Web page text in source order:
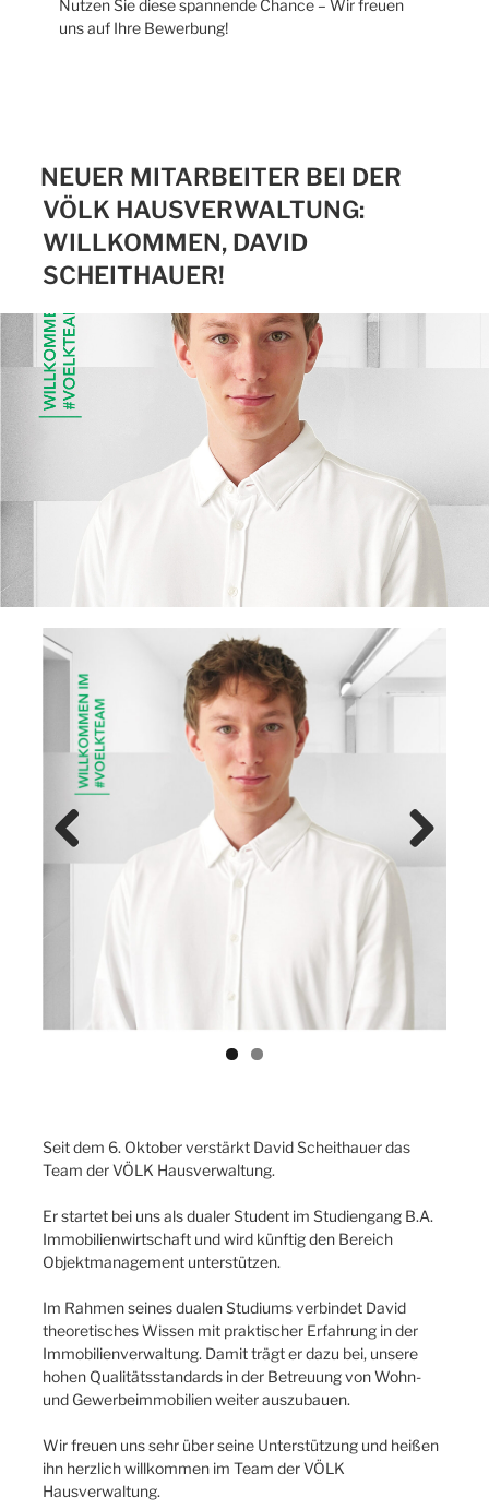
Nutzen Sie diese spannende Chance – Wir freuen
uns auf Ihre Bewerbung!
NEUER MITARBEITER BEI DER
VÖLK HAUSVERWALTUNG:
WILLKOMMEN, DAVID
SCHEITHAUER!
Previ
Seit dem 6. Oktober verstärkt David Scheithauer das
Team der VÖLK Hausverwaltung.
Er startet bei uns als dualer Student im Studiengang B.A.
Immobilienwirtschaft und wird künftig den Bereich
Objektmanagement unterstützen.
Im Rahmen seines dualen Studiums verbindet David
theoretisches Wissen mit praktischer Erfahrung in der
Immobilienverwaltung. Damit trägt er dazu bei, unsere
hohen Qualitätsstandards in der Betreuung von Wohn-
und Gewerbeimmobilien weiter auszubauen.
Wir freuen uns sehr über seine Unterstützung und heißen
ihn herzlich willkommen im Team der VÖLK
Hausverwaltung.